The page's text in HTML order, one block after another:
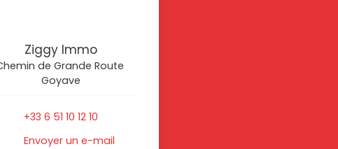
Ziggy Immo
de Grande Route
Goyave
+33 6 51 10 12 10
Envoyer un e-mail